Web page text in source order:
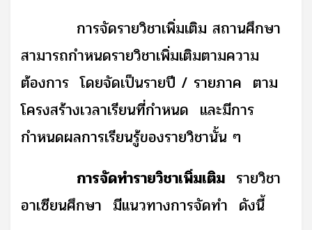
การจัดรายวิชาเพิ่มเติม สถานศึกษา
สามารถกำหนดรายวิชาเพิ่มเติมตามความ
ต้องการ โดยจัดเป็นรายปี / รายภาค ตาม
โครงสร้างเวลาเรียนที่กำหนด และมีการ
กำหนดผลการเรียนรู้ของรายวิชานั้น ๆ
การจัดทำรายวิชาเพิ่มเติม รายวิชา
อาเซียนศึกษา มีแนวทางการจัดทำ ดังนี้